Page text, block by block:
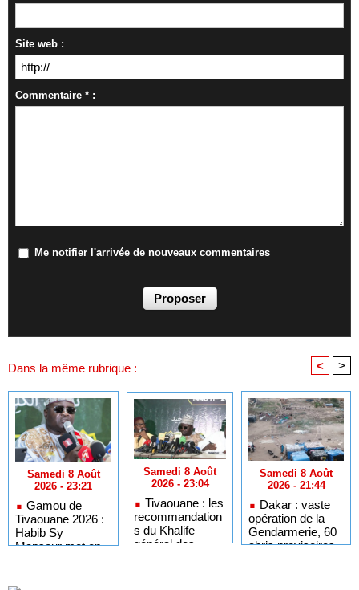
Site web :
Commentaire * :
Me notifier l'arrivée de nouveaux commentaires
Dans la même rubrique : < >
Samedi 8 Août
2026 - 23:21
Gamou de
Tivaouane 2026 :
Habib Sy
Mansour met en
contre le « folklore
Samedi 8 Août
2026 - 23:04
Tivaouane : les
recommandation
s du Khalife
général des
Samedi 8 Août
2026 - 21:44
Dakar : vaste
opération de la
Gendarmerie, 60
abris provisoires